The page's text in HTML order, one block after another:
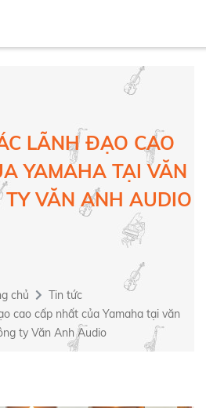
LÃNH ĐẠO CAO
YAMAHA TẠI VĂN
TY VĂN ANH AUDIO
chủ
Tin tức
cao cấp nhất của Yamaha tại văn
ty Văn Anh Audio